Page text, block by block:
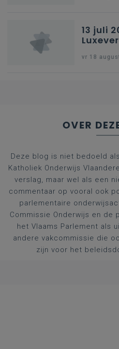
13 juli
vr 18
OVER
Deze blog is niet bedoeld
Katholiek Onderwijs
verslag, maar wel als een
commentaar op vooral ook
parlementaire
Commissie Onderwijs en de
het Vlaams Parlement als
andere vakcommissie die
zijn voor het